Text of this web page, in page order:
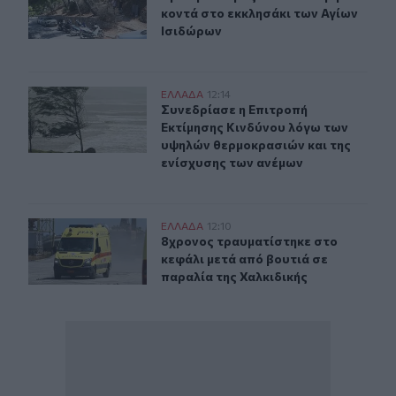
κοντά στο εκκλησάκι των Αγίων
Ισιδώρων
Συνεδρίασε η Επιτροπή Εκτίμησης Κινδύνου λόγω των
ΕΛΛAΔΑ 12:14
Συνεδρίασε η Επιτροπή
Συνεδρίασε η Επιτροπή
Εκτίμησης Κινδύνου λόγω των
υψηλών θερμοκρασιών και της
ενίσχυσης των ανέμων
8χρονος τραυματίστηκε στο κεφάλι μετά από βουτιά
ΕΛΛAΔΑ 12:10
8χρονος τραυματίστηκε στο
8χρονος τραυματίστηκε στο
κεφάλι μετά από βουτιά σε
παραλία της Χαλκιδικής